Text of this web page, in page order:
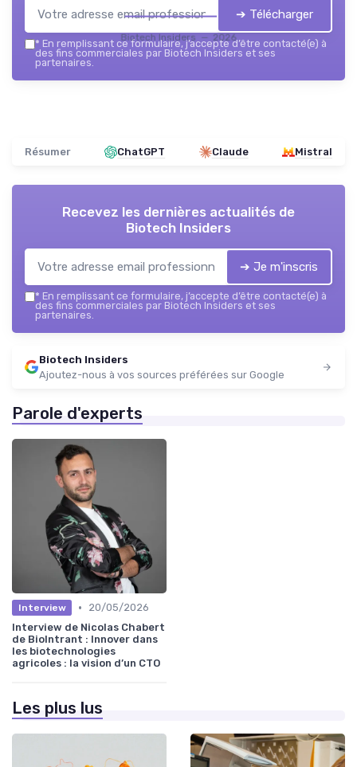
Biotech Insiders — 2026
➔ Télécharger
* En remplissant ce formulaire, j’accepte d’être contacté(e) à
des fins commerciales par Biotech Insiders et ses
partenaires.
Résumer ChatGPT Claude Mistral
Recevez les dernières actualités de
Biotech Insiders
➔ Je m'inscris
* En remplissant ce formulaire, j’accepte d’être contacté(e) à
des fins commerciales par Biotech Insiders et ses
partenaires.
Biotech Insiders
Ajoutez-nous à vos sources préférées sur Google
Parole d'experts
Interview •
20/05/2026
Interview de Nicolas Chabert
de BioIntrant : Innover dans
les biotechnologies
agricoles : la vision d’un CTO
Les plus lus